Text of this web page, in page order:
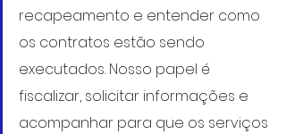
recapeamento e entender como
os contratos estão sendo
executados. Nosso papel é
fiscalizar, solicitar informações e
acompanhar para que os serviços